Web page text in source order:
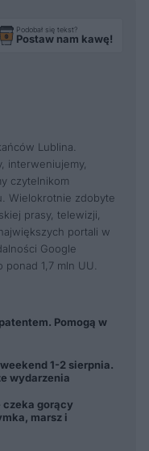
Podobał się tekst?
Postaw nam kawę!
Lublina.
interweniujemy,
czytelnikom
Wielokrotnie zdobyte
prasy, telewizji,
portali w
Google
1,7 mln UU.
Pomogą w
1-2 sierpnia.
wydarzenia
czeka gorący
marsz i